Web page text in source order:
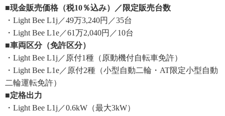
■現金販売価格（税10％込み）／限定販売台数
・Light Bee L1j／49万3,240円／35台
・Light Bee L1e／61万2,040円／10台
■車両区分（免許区分）
・Light Bee L1j／原付1種（原動機付自転車免許）
・Light Bee L1e／原付2種（小型自動二輪・AT限定小型自動
二輪運転免許）
■定格出力
・Light Bee L1j／0.6kW（最大3kW）